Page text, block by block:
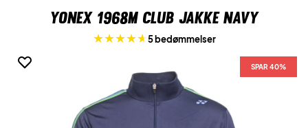
Yonex 1968M Club Jakke Navy
5 bedømmelser
SPAR 40%